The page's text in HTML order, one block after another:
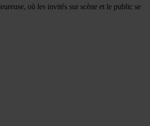
où les invités sur scène et le public se